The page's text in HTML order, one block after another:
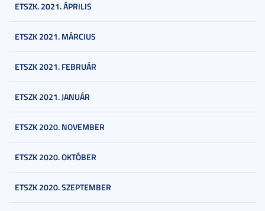
ETSZK. 2021. ÁPRILIS
ETSZK 2021. MÁRCIUS
ETSZK 2021. FEBRUÁR
ETSZK 2021. JANUÁR
ETSZK 2020. NOVEMBER
ETSZK 2020. OKTÓBER
ETSZK 2020. SZEPTEMBER